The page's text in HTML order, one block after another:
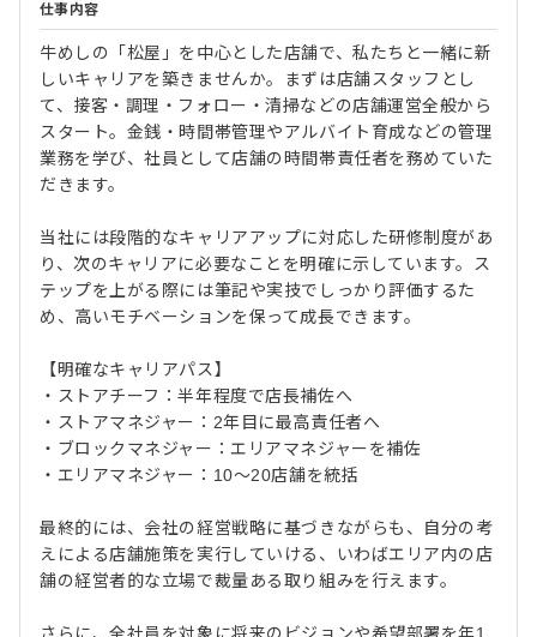
仕事内容
牛めしの「松屋」を中心とした店舗で、私たちと一緒に新
しいキャリアを築きませんか。まずは店舗スタッフとし
て、接客・調理・フォロー・清掃などの店舗運営全般から
スタート。金銭・時間帯管理やアルバイト育成などの管理
業務を学び、社員として店舗の時間帯責任者を務めていた
だきます。
当社には段階的なキャリアアップに対応した研修制度があ
り、次のキャリアに必要なことを明確に示しています。ス
テップを上がる際には筆記や実技でしっかり評価するた
め、高いモチベーションを保って成長できます。
【明確なキャリアパス】
・ストアチーフ：半年程度で店長補佐へ
・ストアマネジャー：2年目に最高責任者へ
・ブロックマネジャー：エリアマネジャーを補佐
・エリアマネジャー：10〜20店舗を統括
最終的には、会社の経営戦略に基づきながらも、自分の考
えによる店舗施策を実行していける、いわばエリア内の店
舗の経営者的な立場で裁量ある取り組みを行えます。